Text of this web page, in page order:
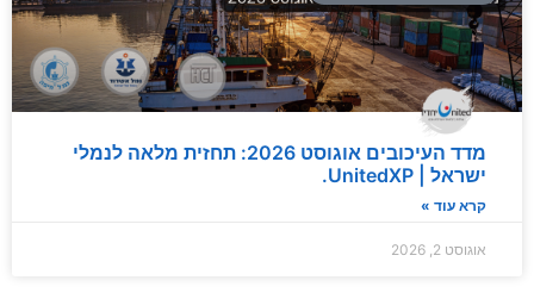
מדד העיכובים אוגוסט 2026: תחזית מלאה לנמלי
ישראל | UnitedXP.
קרא עוד »
אוגוסט 2, 2026